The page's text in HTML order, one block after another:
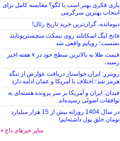
بازی فکری بهتر است یا لگو؟ مقایسه کامل برای
انتخاب بهترین سرگرمی
دیومانده، گران‌ترین خرید تاریخ رئال!
فاتح لیگ اسکاتلند روی نیمکت منچستریونایتد
نشست؛ رویایم واقعی شد
قیمت طلا به بالاترین سطح خود در ۷ هفته اخیر
رسید،
رویترز: ایران خواستار دریافت عوارض از تنگه
هرمز شد؛ اختلاف با آمریکا و عمان ادامه دارد
فیدان: ایران و آمریکا بر سر پرونده هسته‌ای به
توافقات اصولی رسیده‌اند
در سال 1404 روزانه بیش از 15 هزار میلیارد
تومان خلق پول داشته‌ایم!
سایر خبرهای داغ »